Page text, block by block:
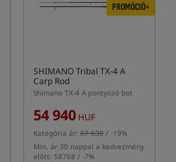
PROMÓCIÓ+
SHIMANO Tribal TX-4 A
Carp Rod
Shimano TX-4 A pontyozó bot
54 940 HUF
Kategória ár: 67 630 / -19%
Min. ár 30 nappal a kedvezmény
előtt: 58768 / -7%